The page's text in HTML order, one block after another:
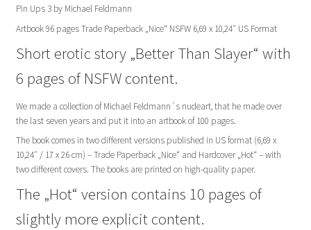
Pin Ups 3 by Michael Feldmann
Artbook 96 pages Trade Paperback „Nice“ NSFW 6,69 x 10,24″ US Format
Short erotic story „Better Than Slayer“ with
6 pages of NSFW content.
We made a collection of Michael Feldmann´s nudeart, that he made over
the last seven years and put it into an artbook of 100 pages.
The book comes in two different versions published in US format (6,69 x
10,24″ / 17 x 26 cm) –Trade Paperback „Nice“ and Hardcover „Hot“ – with
two different covers. The books are printed on high-quality paper.
The „Hot“ version contains 10 pages of
slightly more explicit content.